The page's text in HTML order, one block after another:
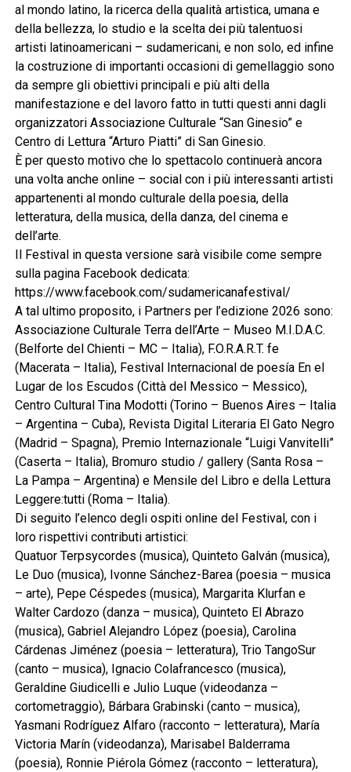
al mondo latino, la ricerca della qualità artistica, umana e
della bellezza, lo studio e la scelta dei più talentuosi
artisti latinoamericani – sudamericani, e non solo, ed infine
la costruzione di importanti occasioni di gemellaggio sono
da sempre gli obiettivi principali e più alti della
manifestazione e del lavoro fatto in tutti questi anni dagli
organizzatori Associazione Culturale “San Ginesio” e
Centro di Lettura “Arturo Piatti” di San Ginesio.
È per questo motivo che lo spettacolo continuerà ancora
una volta anche online – social con i più interessanti artisti
appartenenti al mondo culturale della poesia, della
letteratura, della musica, della danza, del cinema e
dell’arte.
Il Festival in questa versione sarà visibile come sempre
sulla pagina Facebook dedicata:
https://www.facebook.com/sudamericanafestival/
A tal ultimo proposito, i Partners per l’edizione 2026 sono:
Associazione Culturale Terra dell’Arte – Museo M.I.D.A.C.
(Belforte del Chienti – MC – Italia), F.O.R.A.R.T. fe
(Macerata – Italia), Festival Internacional de poesía En el
Lugar de los Escudos (Città del Messico – Messico),
Centro Cultural Tina Modotti (Torino – Buenos Aires – Italia
– Argentina – Cuba), Revista Digital Literaria El Gato Negro
(Madrid – Spagna), Premio Internazionale “Luigi Vanvitelli”
(Caserta – Italia), Bromuro studio / gallery (Santa Rosa –
La Pampa – Argentina) e Mensile del Libro e della Lettura
Leggere:tutti (Roma – Italia).
Di seguito l’elenco degli ospiti online del Festival, con i
loro rispettivi contributi artistici:
Quatuor Terpsycordes (musica), Quinteto Galván (musica),
Le Duo (musica), Ivonne Sánchez-Barea (poesia – musica
– arte), Pepe Céspedes (musica), Margarita Klurfan e
Walter Cardozo (danza – musica), Quinteto El Abrazo
(musica), Gabriel Alejandro López (poesia), Carolina
Cárdenas Jiménez (poesia – letteratura), Trio TangoSur
(canto – musica), Ignacio Colafrancesco (musica),
Geraldine Giudicelli e Julio Luque (videodanza –
cortometraggio), Bárbara Grabinski (canto – musica),
Yasmani Rodríguez Alfaro (racconto – letteratura), María
Victoria Marín (videodanza), Marisabel Balderrama
(poesia), Ronnie Piérola Gómez (racconto – letteratura),